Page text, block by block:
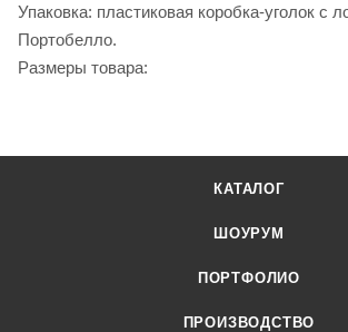
Упаковка: пластиковая коробка-уголок с
Портобелло.
Размеры товара:
КАТАЛОГ
ШОУРУМ
ПОРТФОЛИО
ПРОИЗВОДСТВО